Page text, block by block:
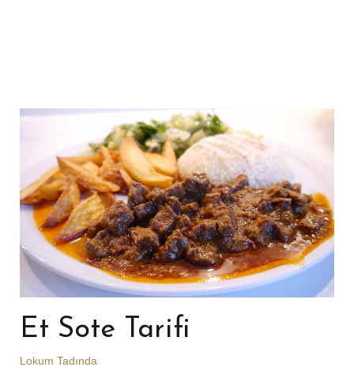
Et Sote Tarifi
Lokum Tadında